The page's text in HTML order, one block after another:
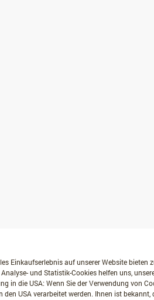
Einkaufserlebnis auf unserer Website
und Statistik-Cookies helfen uns,
in die USA: Wenn Sie der Verwendung von
den USA verarbeitet werden. Ihnen ist